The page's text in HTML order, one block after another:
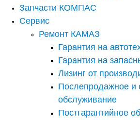
Запчасти КОМПАС
Сервис
Ремонт КАМАЗ
Гарантия на
Гарантия на
Лизинг от
Послепродажное и
обслуживание
Постгарантийное